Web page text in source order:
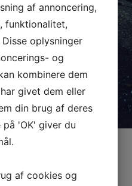
Sådan
af annoncering,
funktionalitet,
oplysninger
og
kombinere dem
givet dem eller
din brug af deres
'OK' giver du
af cookies og